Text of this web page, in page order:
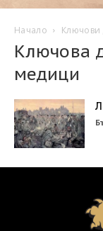
Начало Ключови
Ключова
медици